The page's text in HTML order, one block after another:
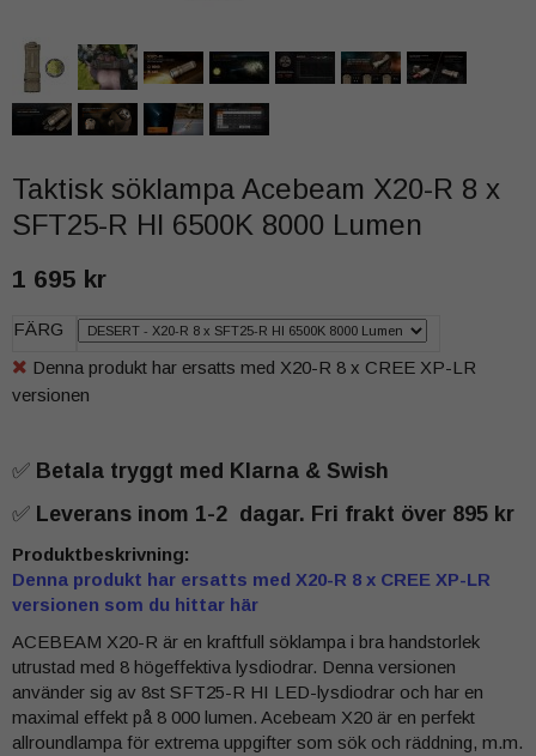
Taktisk söklampa Acebeam X20-R 8 x
SFT25-R HI 6500K 8000 Lumen
1 695 kr
FÄRG
Denna produkt har ersatts med X20-R 8 x CREE XP-LR
versionen
✅ Betala tryggt med Klarna & Swish
✅ Leverans inom 1-2 dagar. Fri frakt över 895 kr
Produktbeskrivning:
Denna produkt har ersatts med X20-R 8 x CREE XP-LR
versionen som du hittar här
ACEBEAM X20-R är en kraftfull söklampa i bra handstorlek
utrustad med 8 högeffektiva lysdiodrar. Denna versionen
använder sig av 8st SFT25-R HI LED-lysdiodrar och har en
maximal effekt på 8 000 lumen. Acebeam X20 är en perfekt
allroundlampa för extrema uppgifter som sök och räddning, m.m.